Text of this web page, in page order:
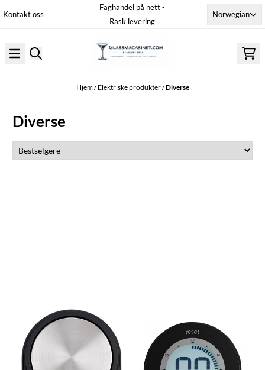
Hopp til innhold
Kontakt oss
Faghandel på nett -
Rask levering
Norwegian
Hjem/Elektriske produkter/Diverse
Diverse